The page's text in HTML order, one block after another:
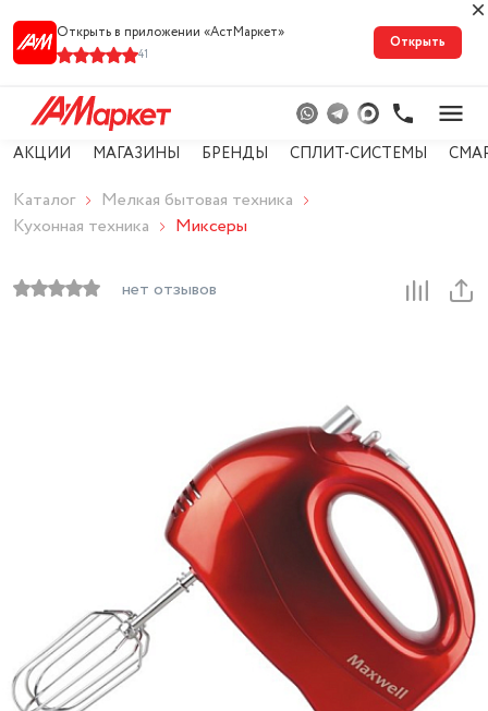
Открыть в приложении «АстМарке‪т‬»
41
Открыть
АКЦИИ МАГАЗИНЫ БРЕНДЫ СПЛИТ-СИСТЕМЫ
Каталог
Мелкая бытовая техника
Кухонная техника
Миксеры
нет отзывов